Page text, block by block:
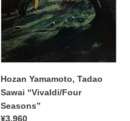
“Vivaldi/Four
Seasons”
Hozan Yamamoto, Tadao
Sawai “Vivaldi/Four
Seasons”
通
¥3,960